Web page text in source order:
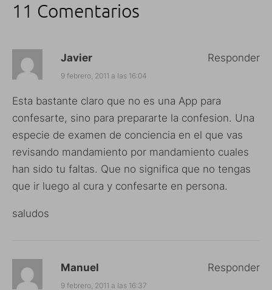
11 Comentarios
Javier
9 febrero, 2011 a las 16:04
Esta bastante claro que no es una App para
confesarte, sino para prepararte la confesion. Una
especie de examen de conciencia en el que vas
revisando mandamiento por mandamiento cuales
han sido tu faltas. Que no significa que no tengas
que ir luego al cura y confesarte en persona.
saludos
Responder
Manuel
9 febrero, 2011 a las 16:37
Responder